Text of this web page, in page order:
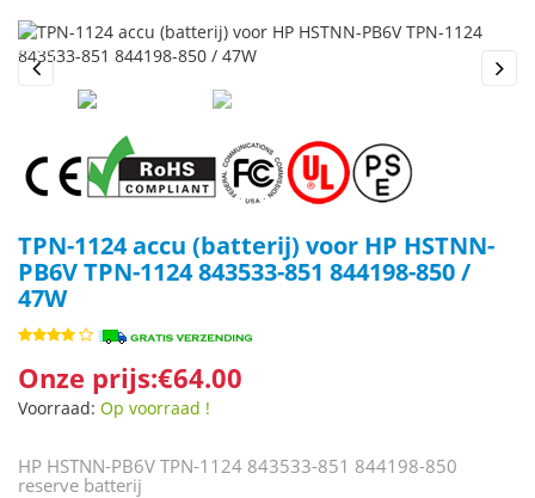
Previous
TPN-1124 accu (batterij) voor HP HSTNN-
PB6V TPN-1124 843533-851 844198-850 /
47W
Onze prijs:€64.00
Voorraad: Op voorraad !
HP HSTNN-PB6V TPN-1124 843533-851 844198-850
reserve batterij